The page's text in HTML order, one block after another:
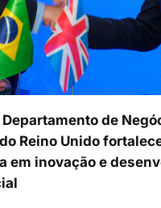
Departamento de
Reino Unido
em inovação e